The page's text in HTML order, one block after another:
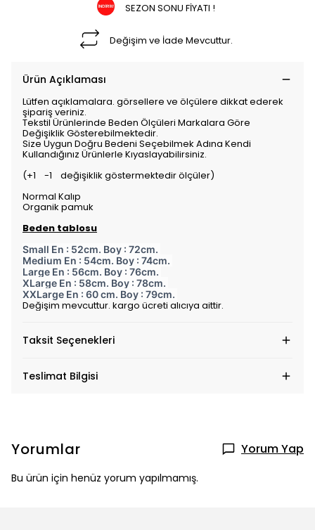
SEZON SONU FİYATI !
Değişim ve İade Mevcuttur.
Ürün Açıklaması
Lütfen açıklamalara. görsellere ve ölçülere dikkat ederek
şipariş veriniz.
Tekstil Ürünlerinde Beden Ölçüleri Markalara Göre
Değişiklik Gösterebilmektedir.
Size Uygun Doğru Bedeni Seçebilmek Adına Kendi
Kullandığınız Ürünlerle Kıyaslayabilirsiniz.
(+1 -1 değişiklik göstermektedir ölçüler)
Normal Kalıp
Organik pamuk
Beden tablosu
Small En : 52cm. Boy : 72cm.
Medium En : 54cm. Boy : 74cm.
Large En : 56cm. Boy : 76cm.
XLarge En : 58cm. Boy : 78cm.
XXLarge En : 60 cm. Boy : 79cm.
Değişim mevcuttur. kargo ücreti alıcıya aittir.
Taksit Seçenekleri
Teslimat Bilgisi
Yorumlar Yorum Yap
Bu ürün için henüz yorum yapılmamış.